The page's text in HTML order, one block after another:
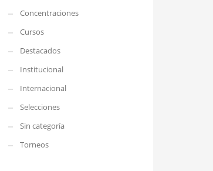
Concentraciones
Cursos
Destacados
Institucional
Internacional
Selecciones
Sin categoría
Torneos